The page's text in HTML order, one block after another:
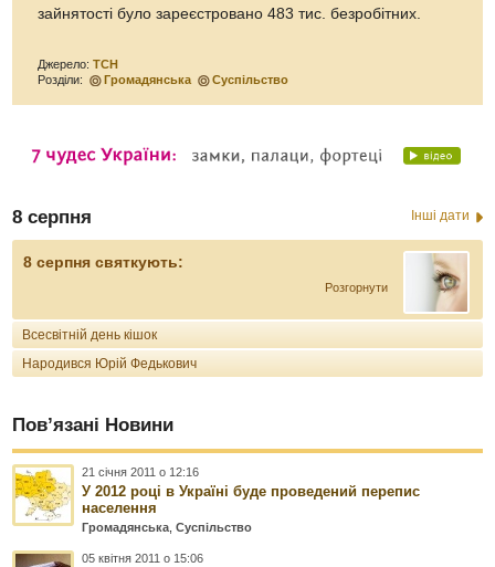
зайнятості було зареєстровано 483 тис. безробітних.
Джерело:ТСН
Розділи:
Громадянська Суспільство
8 серпня Інші дати
8 серпня святкують:
Розгорнути
Всесвітній день кішок
Народився Юрій Федькович
Пов’язані Новини
21 січня 2011 о 12:16
У 2012 році в Україні буде проведений перепис
населення
Громадянська ,Суспільство
05 квітня 2011 о 15:06